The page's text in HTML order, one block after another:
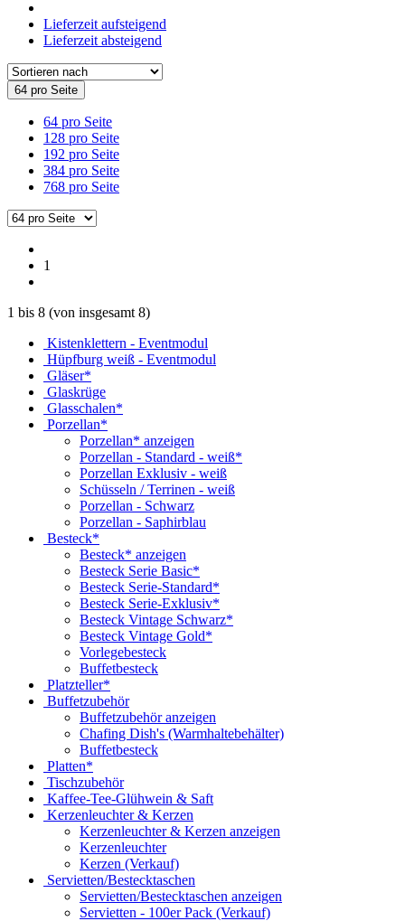
Lieferzeit aufsteigend
Lieferzeit absteigend
64 pro Seite
64 pro Seite
128 pro Seite
192 pro Seite
384 pro Seite
768 pro Seite
1
1 bis 8 (von insgesamt 8)
Kistenklettern - Eventmodul
Hüpfburg weiß - Eventmodul
Gläser*
Glaskrüge
Glasschalen*
Porzellan*
Porzellan* anzeigen
Porzellan - Standard - weiß*
Porzellan Exklusiv - weiß
Schüsseln / Terrinen - weiß
Porzellan - Schwarz
Porzellan - Saphirblau
Besteck*
Besteck* anzeigen
Besteck Serie Basic*
Besteck Serie-Standard*
Besteck Serie-Exklusiv*
Besteck Vintage Schwarz*
Besteck Vintage Gold*
Vorlegebesteck
Buffetbesteck
Platzteller*
Buffetzubehör
Buffetzubehör anzeigen
Chafing Dish's (Warmhaltebehälter)
Buffetbesteck
Platten*
Tischzubehör
Kaffee-Tee-Glühwein & Saft
Kerzenleuchter & Kerzen
Kerzenleuchter & Kerzen anzeigen
Kerzenleuchter
Kerzen (Verkauf)
Servietten/Bestecktaschen
Servietten/Bestecktaschen anzeigen
Servietten - 100er Pack (Verkauf)